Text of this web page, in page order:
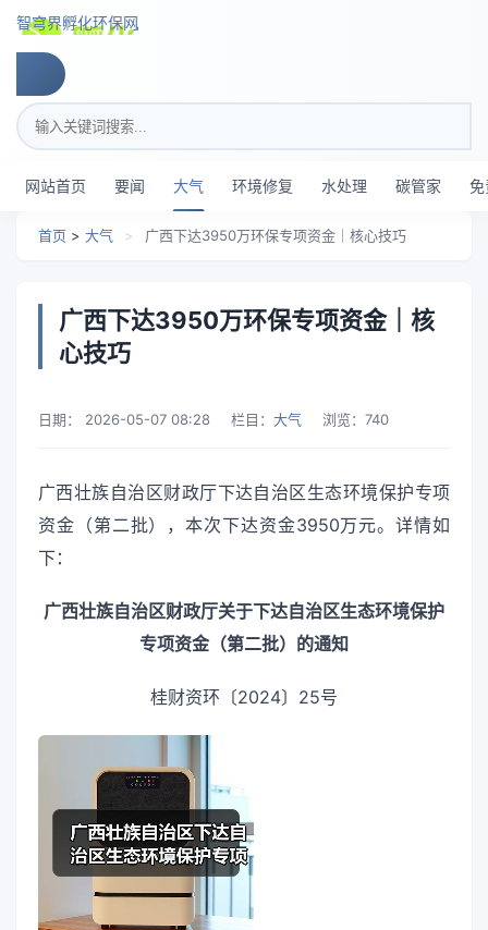
智穹界孵化环保网
搜索关键词
网站首页 要闻 大气 环境修复 水处理 碳管家 免
首页 > 大气 > 广西下达3950万环保专项资金｜核心技巧
广西下达3950万环保专项资金｜核
心技巧
日期： 2026-05-07 08:28 栏目： 大气 浏览： 740
广西壮族自治区财政厅下达自治区生态环境保护专项
资金（第二批），本次下达资金3950万元。详情如
下：
广西壮族自治区财政厅关于下达自治区生态环境保护
专项资金（第二批）的通知
桂财资环〔2024〕25号